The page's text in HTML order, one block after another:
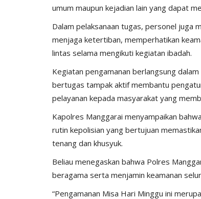
umum maupun kejadian lain yang dapat
Dalam pelaksanaan tugas, personel juga
menjaga ketertiban, memperhatikan
lintas selama mengikuti kegiatan ibadah.
Kegiatan pengamanan berlangsung
bertugas tampak aktif membantu
pelayanan kepada masyarakat yang
Kapolres Manggarai menyampaikan
rutin kepolisian yang bertujuan
tenang dan khusyuk.
Beliau menegaskan bahwa Polres
beragama serta menjamin keamanan
“Pengamanan Misa Hari Minggu ini